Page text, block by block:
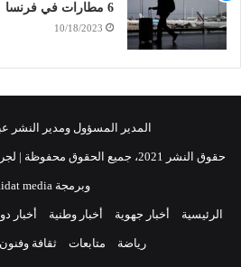
6 مطارات في فرنسا
10/18/2023
المدير المسؤول ومدير النشر
حقوق النشر 2021، جميع الحقوق محفوظة | لجريدة أصداء التغيير |
وبرمجة Raidat media
الرئيسية أخبار جهوية أخبار وطنية أخبار
رياضة متابعات ثقافة وفنون